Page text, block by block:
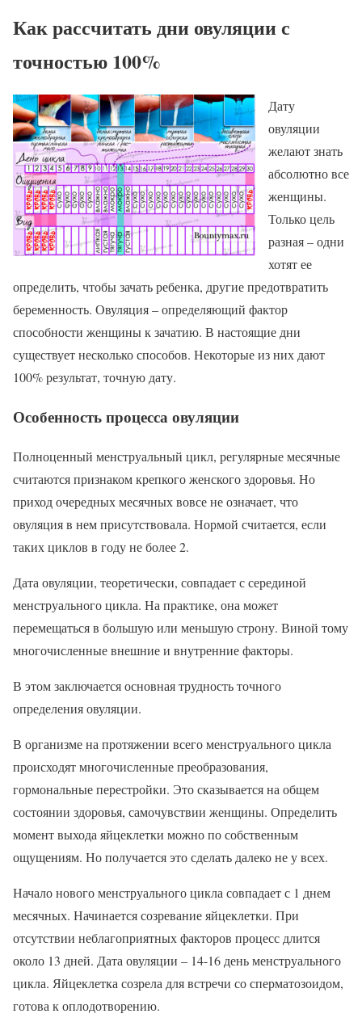
Как рассчитать дни овуляции с
точностью 100%
Дату
овуляции
желают знать
абсолютно все
женщины.
Только цель
разная – одни
хотят ее
определить, чтобы зачать ребенка, другие предотвратить
беременность. Овуляция – определяющий фактор
способности женщины к зачатию. В настоящие дни
существует несколько способов. Некоторые из них дают
100% результат, точную дату.
Особенность процесса овуляции
Полноценный менструальный цикл, регулярные месячные
считаются признаком крепкого женского здоровья. Но
приход очередных месячных вовсе не означает, что
овуляция в нем присутствовала. Нормой считается, если
таких циклов в году не более 2.
Дата овуляции, теоретически, совпадает с серединой
менструального цикла. На практике, она может
перемещаться в большую или меньшую строну. Виной тому
многочисленные внешние и внутренние факторы.
В этом заключается основная трудность точного
определения овуляции.
В организме на протяжении всего менструального цикла
происходят многочисленные преобразования,
гормональные перестройки. Это сказывается на общем
состоянии здоровья, самочувствии женщины. Определить
момент выхода яйцеклетки можно по собственным
ощущениям. Но получается это сделать далеко не у всех.
Начало нового менструального цикла совпадает с 1 днем
месячных. Начинается созревание яйцеклетки. При
отсутствии неблагоприятных факторов процесс длится
около 13 дней. Дата овуляции – 14-16 день менструального
цикла. Яйцеклетка созрела для встречи со сперматозоидом,
готова к оплодотворению.